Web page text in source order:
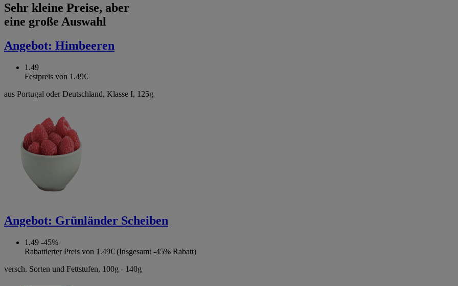
Sehr kleine Preise, aber
eine große Auswahl
Angebot: Himbeeren
1.49
Festpreis von 1.49€
aus Portugal oder Deutschland, Klasse I, 125g
Angebot: Grünländer Scheiben
1.49 -45%
Rabattierter Preis von 1.49€ (Insgesamt -45% Rabatt)
versch. Sorten und Fettstufen, 100g - 140g